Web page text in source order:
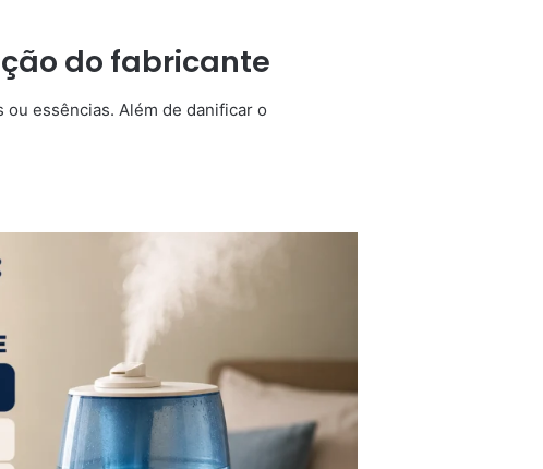
do fabricante
essências. Além de danificar o